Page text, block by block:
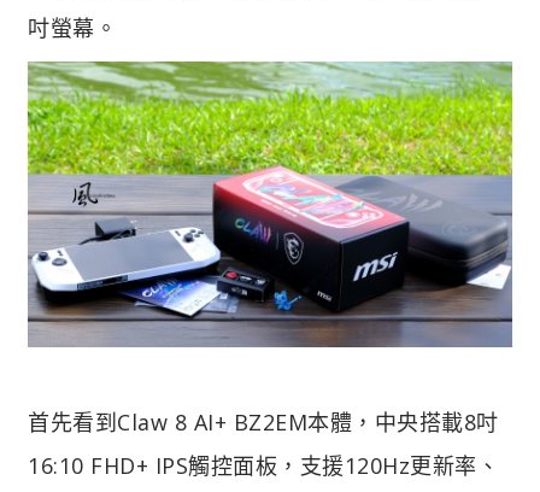
吋螢幕。
首先看到Claw 8 AI+ BZ2EM本體，中央搭載8吋
16:10 FHD+ IPS觸控面板，支援120Hz更新率、